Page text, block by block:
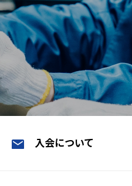
入会について